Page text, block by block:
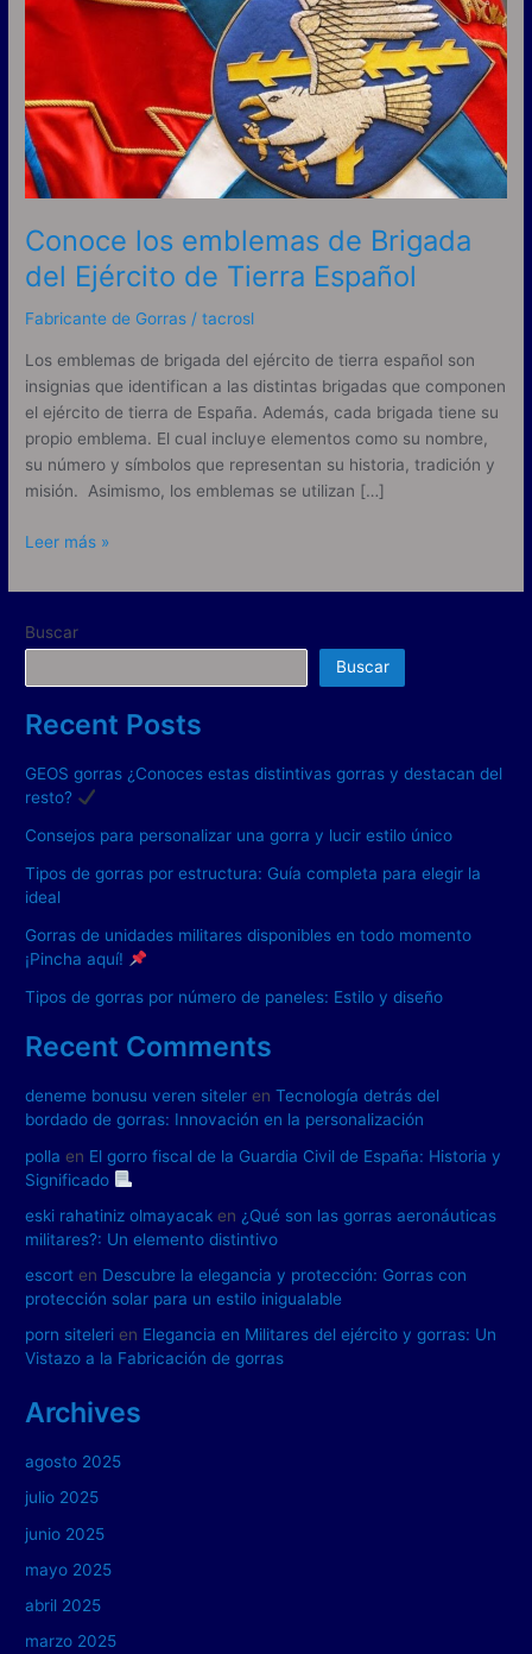
Conoce los emblemas de Brigada
del Ejército de Tierra Español
Fabricante de Gorras /tacrosl
Los emblemas de brigada del ejército de tierra español son
insignias que identifican a las distintas brigadas que componen
el ejército de tierra de España. Además, cada brigada tiene su
propio emblema. El cual incluye elementos como su nombre,
su número y símbolos que representan su historia, tradición y
misión. Asimismo, los emblemas se utilizan […]
emblemas
Ejército
de
Tierra
Español
Leer más »
Buscar
Buscar
Recent Posts
GEOS gorras ¿Conoces estas distintivas gorras y destacan del
resto?
Consejos para personalizar una gorra y lucir estilo único
Tipos de gorras por estructura: Guía completa para elegir la
ideal
Gorras de unidades militares disponibles en todo momento
¡Pincha aquí!
Tipos de gorras por número de paneles: Estilo y diseño
Recent Comments
deneme bonusu veren siteler enTecnología detrás del
bordado de gorras: Innovación en la personalización
polla en El gorro fiscal de la Guardia Civil de España: Historia y
Significado
eski rahatiniz olmayacak en ¿Qué son las gorras aeronáuticas
militares?: Un elemento distintivo
escort en Descubre la elegancia y protección: Gorras con
protección solar para un estilo inigualable
porn siteleri en Elegancia en Militares del ejército y gorras: Un
Vistazo a la Fabricación de gorras
Archives
agosto 2025
julio 2025
junio 2025
mayo 2025
abril 2025
marzo 2025